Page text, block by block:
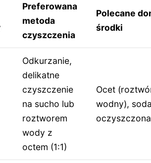
Preferowana
metoda
czyszczenia
Polecane
środki
Odkurzanie,
delikatne
czyszczenie
na sucho lub
roztworem
wody z
octem (1:1)
Ocet
wodny),
oczyszczona